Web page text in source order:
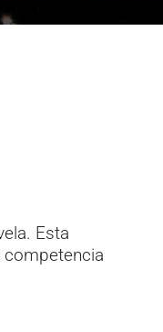
Esta
competencia